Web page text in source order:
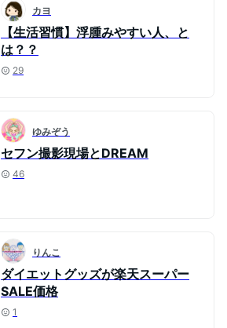
カヨ
【生活習慣】浮腫みやすい人、と
は？？
29
ゆみぞう
セフン撮影現場とDREAM
46
りんこ
ダイエットグッズが楽天スーパー
SALE価格
1